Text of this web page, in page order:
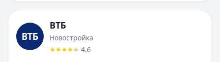
ВТБ
Новостройка
4.6